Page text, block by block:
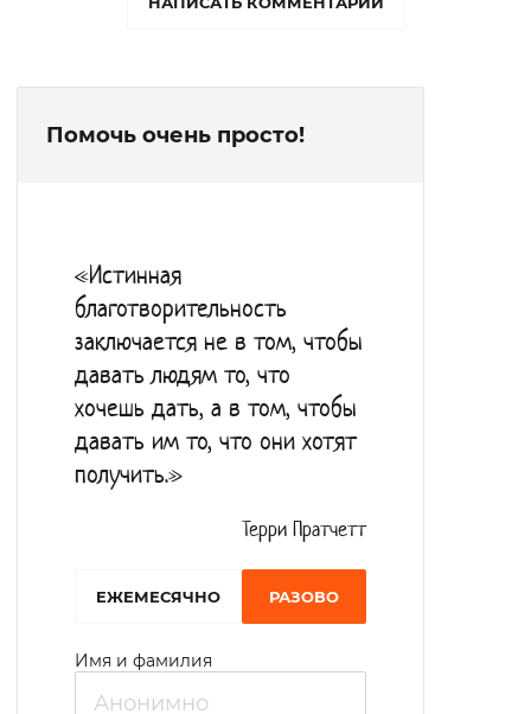
В учреждении имеется библиотека, есть
напряжения функционирует комната
психологической разгрузки, оборудованы
цветочные веранды.
Помочь очень просто!
«Истинная
благотворительность
заключается не в том, чтобы
давать людям то, что
хочешь дать, а в том, чтобы
давать им то, что они хотят
получить.»
Терри Пратчетт
EЖЕМЕСЯЧНО РАЗОВО
Имя и фамилия